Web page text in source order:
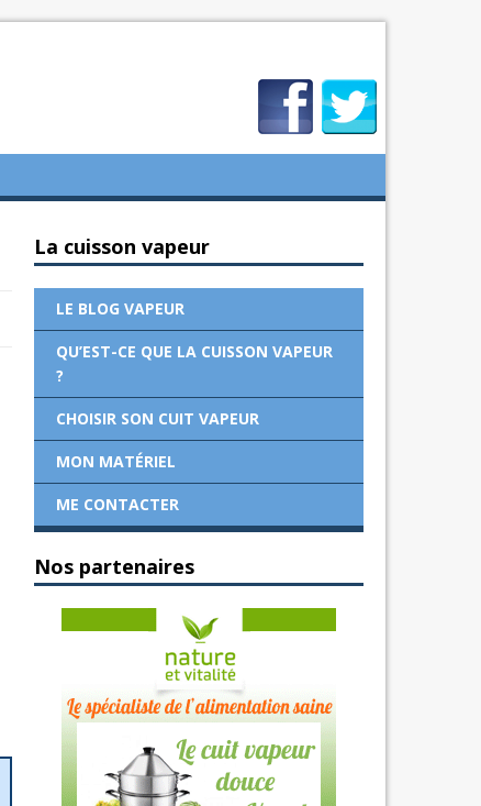
La cuisson vapeur
LE BLOG VAPEUR
QU’EST-CE QUE LA CUISSON VAPEUR
?
CHOISIR SON CUIT VAPEUR
MON MATÉRIEL
ME CONTACTER
Nos partenaires